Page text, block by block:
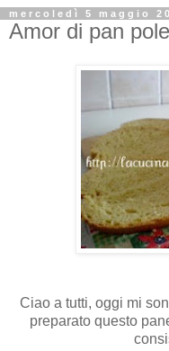
mercoledì 5 maggio
Amor di pan
Ciao a tutti, oggi mi
preparato questo